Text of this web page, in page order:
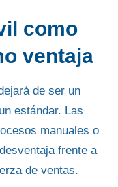
como
ventaja
de ser un
estándar. Las
manuales o
frente a
de ventas.